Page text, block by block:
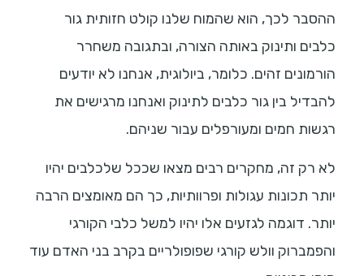
ההסבר לכך, הוא שהמוח שלנו קולט חזותית גור
כלבים ותינוק באותה הצורה, ובתגובה משחרר
הורמונים זהים. כלומר, ביולוגית, אנחנו לא יודעים
להבדיל בין גור כלבים לתינוק ואנחנו מרגישים את
רגשות חמים ומעורפלים עבור שניהם.
לא רק זה, מחקרים רבים מצאו שככל שלכלבים יהיו
יותר תכונות עגולות ופרוותיות, כך הם מאומצים הרבה
יותר. דוגמה לגזעים אלו יהיו למשל כלבי הקורגי
והפמברוק וולש קורגי שפופולריים בקרב בני האדם עוד